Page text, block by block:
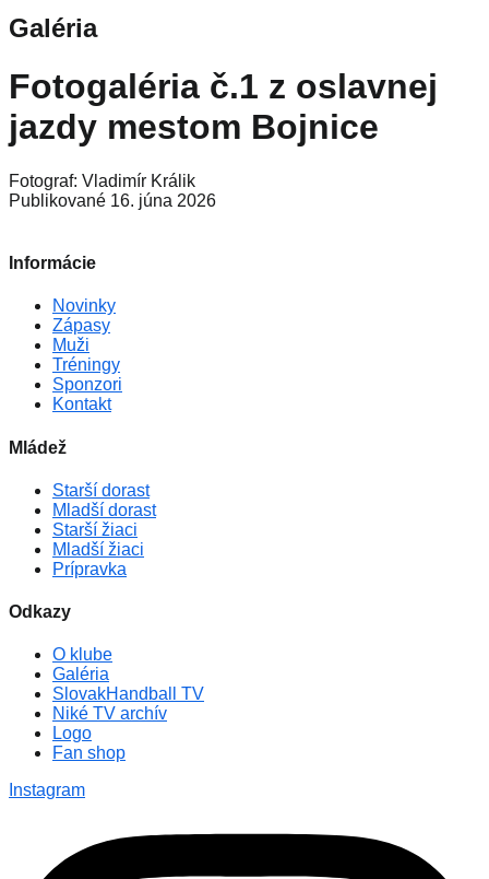
Galéria
Fotogaléria č.1 z oslavnej
jazdy mestom Bojnice
Fotograf: Vladimír Králik
Publikované 16. júna 2026
Informácie
Novinky
Zápasy
Muži
Tréningy
Sponzori
Kontakt
Mládež
Starší dorast
Mladší dorast
Starší žiaci
Mladší žiaci
Prípravka
Odkazy
O klube
Galéria
SlovakHandball TV
Niké TV archív
Logo
Fan shop
Instagram